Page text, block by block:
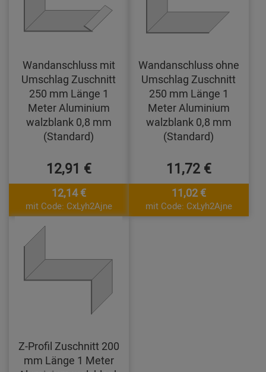
Wandanschluss mit
Umschlag Zuschnitt
250 mm Länge 1
Meter Aluminium
walzblank 0,8 mm
(Standard)
12,91 €
12,14 €
mit Code: CxLyh2Ajne
Wandanschluss ohne
Umschlag Zuschnitt
250 mm Länge 1
Meter Aluminium
walzblank 0,8 mm
(Standard)
11,72 €
11,02 €
mit Code: CxLyh2Ajne
Z-Profil Zuschnitt 200
mm Länge 1 Meter